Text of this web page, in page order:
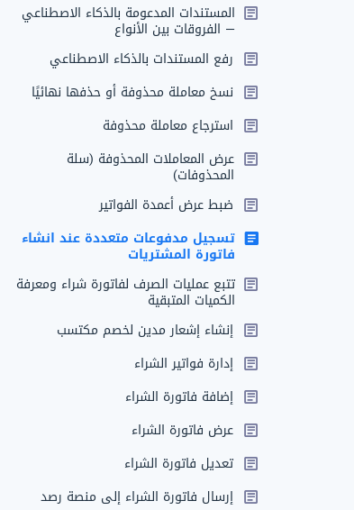
المستندات المدعومة بالذكاء الاصطناعي
— الفروقات بين الأنواع
رفع المستندات بالذكاء الاصطناعي
نسخ معاملة محذوفة أو حذفها نهائيًا
استرجاع معاملة محذوفة
عرض المعاملات المحذوفة (سلة
المحذوفات)
ضبط عرض أعمدة الفواتير
تسجيل مدفوعات متعددة عند انشاء
فاتورة المشتريات
تتبع عمليات الصرف لفاتورة شراء ومعرفة
الكميات المتبقية
إنشاء إشعار مدين لخصم مكتسب
إدارة فواتير الشراء
إضافة فاتورة الشراء
عرض فاتورة الشراء
تعديل فاتورة الشراء
إرسال فاتورة الشراء إلى منصة رصد